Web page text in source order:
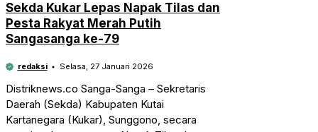
Sekda Kukar Lepas Napak Tilas dan
Pesta Rakyat Merah Putih
Sangasanga ke-79
redaksi Selasa, 27 Januari 2026
Distriknews.co Sanga-Sanga – Sekretaris
Daerah (Sekda) Kabupaten Kutai
Kartanegara (Kukar), Sunggono, secara